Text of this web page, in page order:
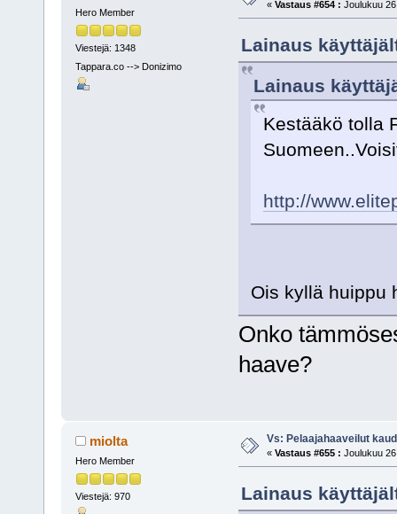
Hero Member
Viestejä: 1348
Tappara.co --> Donizimo
« Vastaus #654 : Joulukuu
Lainaus
Lainaus
Kestääkö tolla
http://
Ois kyllä huippu
Onko
haave?
miolta
Hero Member
Viestejä: 970
Vs: Pelaajahaaveilut
« Vastaus #655 : Joulukuu
Lainaus